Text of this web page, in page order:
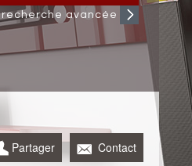
recherche avancée
Contact
Partager